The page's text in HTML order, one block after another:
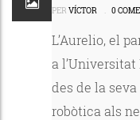
PER VÍCTOR . 0
L’Aurelio, el
a l’Universitat
des de la
robòtica als